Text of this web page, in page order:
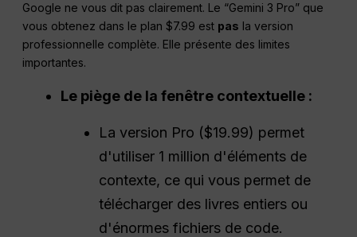
Google ne vous dit pas clairement. Le “Gemini 3 Pro” que
vous obtenez dans le plan $7.99 est pas la version
professionnelle complète. Elle présente des limites
importantes.
Le piège de la fenêtre contextuelle :
La version Pro ($19.99) permet
d'utiliser 1 million d'éléments de
contexte, ce qui vous permet de
télécharger des livres entiers ou
d'énormes fichiers de code.